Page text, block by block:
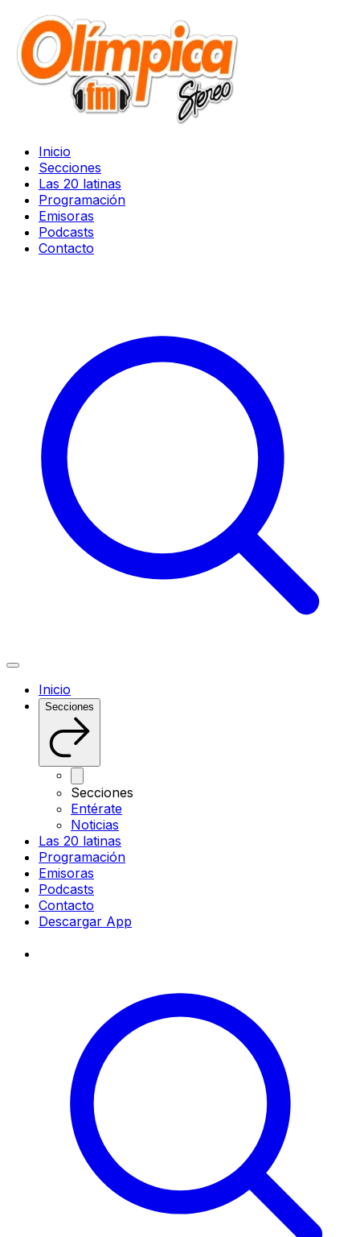
Inicio
Secciones
Las 20 latinas
Programación
Emisoras
Podcasts
Contacto
Inicio
Secciones
Secciones
Entérate
Noticias
Las 20 latinas
Programación
Emisoras
Podcasts
Contacto
Descargar App